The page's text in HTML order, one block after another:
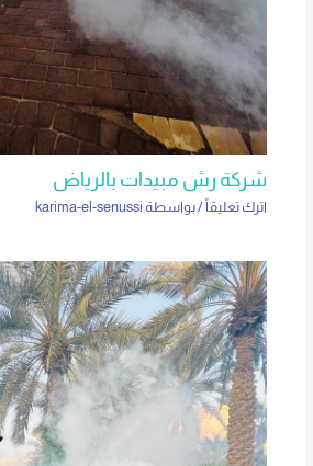
شركة رش مبيدات بالرياض
اترك تعليقاً / بواسطة karima-el-senussi